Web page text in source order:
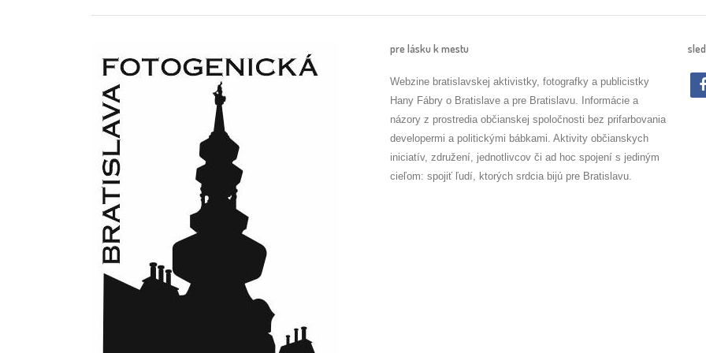
pre lásku k mestu
Webzine bratislavskej aktivistky, fotografky a publicistky
Hany Fábry o Bratislave a pre Bratislavu. Informácie a
názory z prostredia občianskej spoločnosti bez prifarbovania
developermi a politickými bábkami. Aktivity občianskych
iniciatív, združení, jednotlivcov či ad hoc spojení s jediným
cieľom: spojiť ľudí, ktorých srdcia bijú pre Bratislavu.